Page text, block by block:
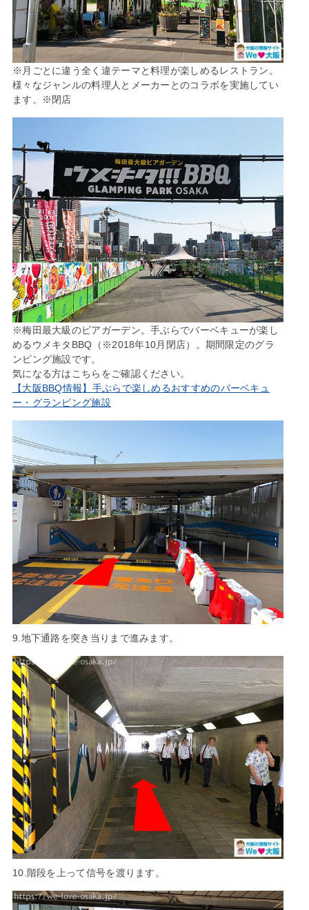
※月ごとに違う全く違テーマと料理が楽しめるレストラン。
様々なジャンルの料理人とメーカーとのコラボを実施してい
ます。※閉店
※梅田最大級のビアガーデン。手ぶらでバーベキューが楽し
めるウメキタBBQ（※2018年10月閉店）。期間限定のグラ
ンピング施設です。
気になる方はこちらをご確認ください。
【大阪BBQ情報】手ぶらで楽しめるおすすめのバーベキュ
ー・グランピング施設
9.地下通路を突き当りまで進みます。
10.階段を上って信号を渡ります。